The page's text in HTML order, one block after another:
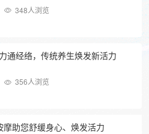
348人浏览
通经络，传统养生焕发新活力
356人浏览
助您舒缓身心、焕发活力